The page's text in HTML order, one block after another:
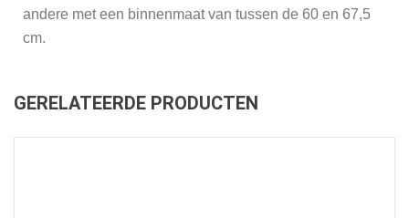
andere met een binnenmaat van tussen de 60 en 67,5
cm.
GERELATEERDE PRODUCTEN